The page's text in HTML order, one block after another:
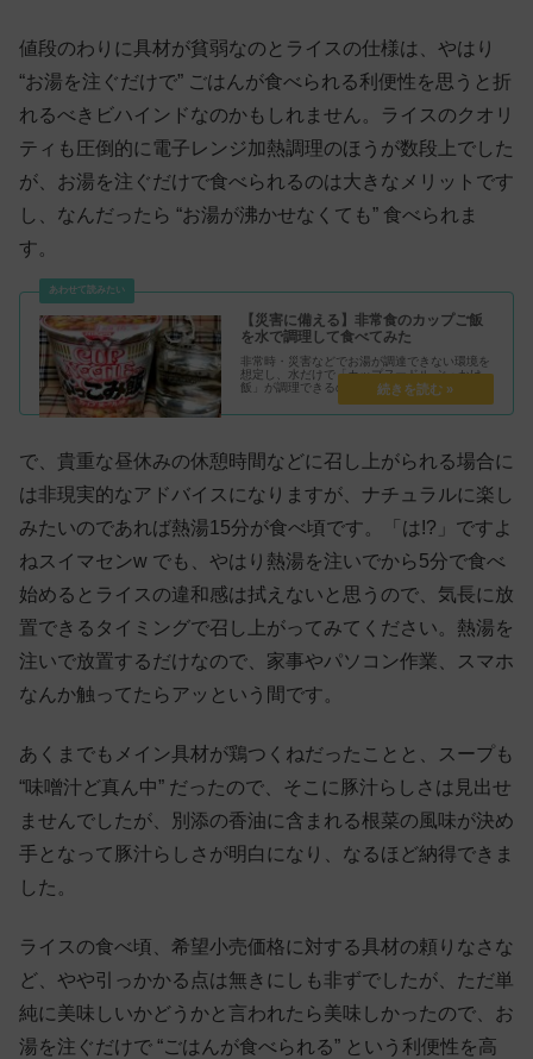
値段のわりに具材が貧弱なのとライスの仕様は、やはり
“お湯を注ぐだけで” ごはんが食べられる利便性を思うと折
れるべきビハインドなのかもしれません。ライスのクオリ
ティも圧倒的に電子レンジ加熱調理のほうが数段上でした
が、お湯を注ぐだけで食べられるのは大きなメリットです
し、なんだったら “お湯が沸かせなくても” 食べられま
す。
【災害に備える】非常食のカップご飯
を水で調理して食べてみた
非常時・災害などでお湯が調達できない環境を
想定し、水だけで「カップヌードル ぶっかけ
飯」が調理できるのか検証してみました。果た
してカップメシはアルファ化米の代用品となる
のでしょうか？非常用・備蓄食として参考にし
で、貴重な昼休みの休憩時間などに召し上がられる場合に
は非現実的なアドバイスになりますが、ナチュラルに楽し
みたいのであれば熱湯15分が食べ頃です。「は!?」ですよ
ねスイマセンw でも、やはり熱湯を注いでから5分で食べ
始めるとライスの違和感は拭えないと思うので、気長に放
置できるタイミングで召し上がってみてください。熱湯を
注いで放置するだけなので、家事やパソコン作業、スマホ
なんか触ってたらアッという間です。
あくまでもメイン具材が鶏つくねだったことと、スープも
“味噌汁ど真ん中” だったので、そこに豚汁らしさは見出せ
ませんでしたが、別添の香油に含まれる根菜の風味が決め
手となって豚汁らしさが明白になり、なるほど納得できま
した。
ライスの食べ頃、希望小売価格に対する具材の頼りなさな
ど、やや引っかかる点は無きにしも非ずでしたが、ただ単
純に美味しいかどうかと言われたら美味しかったので、お
湯を注ぐだけで “ごはんが食べられる” という利便性を高